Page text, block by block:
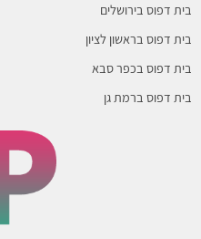
בית דפוס בירושלים
בית דפוס בראשון לציון
בית דפוס בכפר סבא
בית דפוס ברמת גן